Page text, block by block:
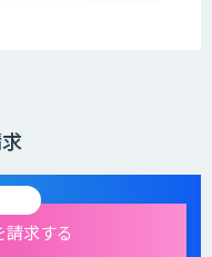
求する